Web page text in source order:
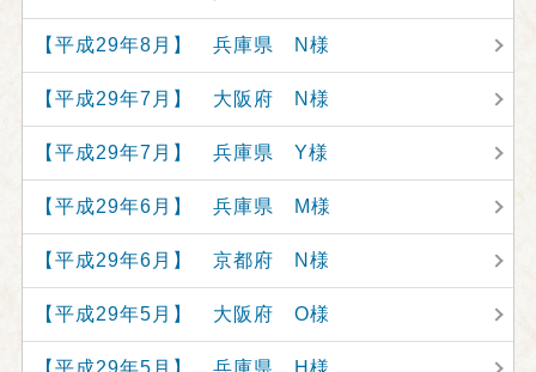
【平成29年8月】 兵庫県 N様
【平成29年7月】 大阪府 N様
【平成29年7月】 兵庫県 Y様
【平成29年6月】 兵庫県 M様
【平成29年6月】 京都府 N様
【平成29年5月】 大阪府 O様
【平成29年5月】 兵庫県 H様